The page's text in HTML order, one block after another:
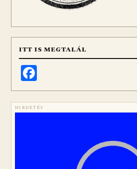
ITT IS MEGTALÁL
HIRDETÉS